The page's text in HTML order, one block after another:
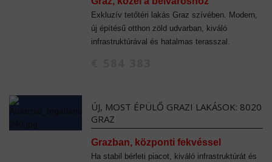
Exkluzív tetőtéri lakás Graz szívében. Modern,
új építésű otthon zöld udvarban, kiváló
infrastruktúrával és hatalmas terasszal.
ÚJ, MOST ÉPÜLŐ GRAZI LAKÁSOK: 8020
GRAZ
Grazban, központi fekvéssel
Ha stabil bérleti piacot, kiváló infrastruktúrát és